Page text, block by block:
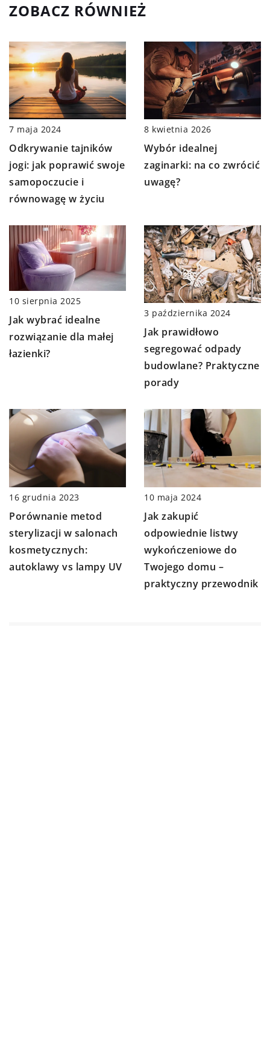
ZOBACZ RÓWNIEŻ
7 maja 2024
Odkrywanie tajników
jogi: jak poprawić swoje
samopoczucie i
równowagę w życiu
8 kwietnia 2026
Wybór idealnej
zaginarki: na co zwrócić
uwagę?
10 sierpnia 2025
Jak wybrać idealne
rozwiązanie dla małej
łazienki?
3 października 2024
Jak prawidłowo
segregować odpady
budowlane? Praktyczne
porady
16 grudnia 2023
Porównanie metod
sterylizacji w salonach
kosmetycznych:
autoklawy vs lampy UV
10 maja 2024
Jak zakupić
odpowiednie listwy
wykończeniowe do
Twojego domu –
praktyczny przewodnik